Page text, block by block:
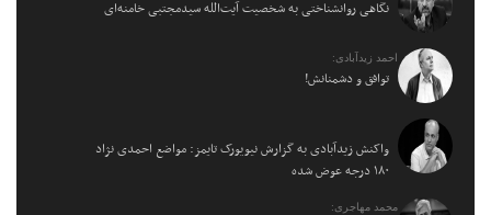
نگاهی روانشناختی به شخصیت آیت‌الله سیدمجتبی خامنه‌ای
احمد زیدآبادی:
توافق و دشمنانش!
واکنش زیدآبادی به گزارش نیویورک تایمز: مواضع احمدی نژاد
۱۸۰ درجه عوض شده
محمد مهاجری: